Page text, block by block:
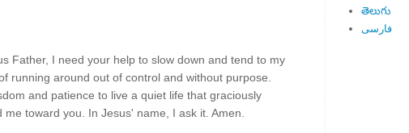
Father, I need your help to slow down and tend to my
running around out of control and without purpose.
and patience to live a quiet life that graciously
toward you. In Jesus' name, I ask it. Amen.
తెలుగు
فارسی